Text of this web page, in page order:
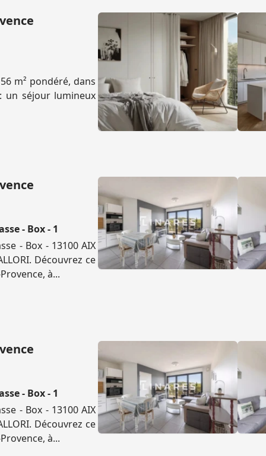
m² pondéré, dans
un séjour lumineux
- Box - 1
- Box - 13100 AIX
Découvrez ce
à...
- Box - 1
- Box - 13100 AIX
Découvrez ce
à...